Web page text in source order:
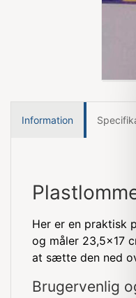
Information
Her er en praktisk
og måler 23,5x17
at sætte den ned
Brugervenlig